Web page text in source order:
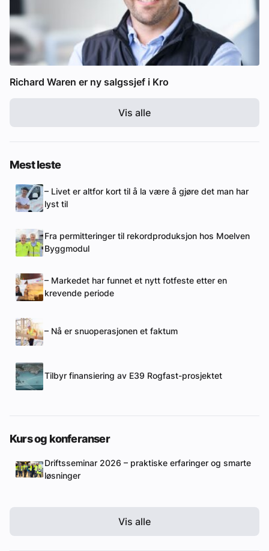
Richard Waren er ny salgssjef i Kro
Vis alle
Mest leste
– Livet er altfor kort til å la være å gjøre det man har
lyst til
Fra permitteringer til rekordproduksjon hos Moelven
Byggmodul
– Markedet har funnet et nytt fotfeste etter en
krevende periode
– Nå er snuoperasjonen et faktum
Tilbyr finansiering av E39 Rogfast-prosjektet
Kurs og konferanser
Driftsseminar 2026 – praktiske erfaringer og smarte
løsninger
Vis alle